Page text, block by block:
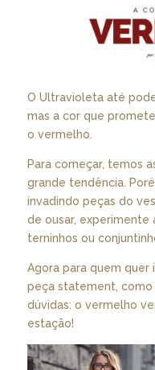
O Ultravioleta até
mas a cor que
o vermelho.
Para começar, temos
grande tendência.
invadindo peças do
de ousar, experimente
terninhos ou
Agora para quem quer
peça statement, como
dúvidas: o vermelho
estação!